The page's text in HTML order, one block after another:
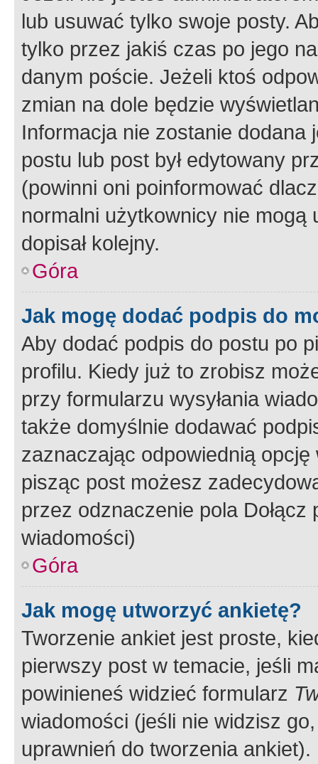
lub usuwać tylko swoje posty.
tylko przez jakiś czas po jego
danym poście. Jeżeli ktoś
zmian na dole będzie
Informacja nie zostanie dodana
postu lub post był edytowany
(powinni oni poinformować
normalni użytkownicy nie
dopisał kolejny.
Góra
Jak mogę dodać podpis do
Aby dodać podpis do postu po
profilu. Kiedy już to zrobisz
przy formularzu wysyłania
także domyślnie dodawać
zaznaczając odpowiednią
pisząc post możesz
przez odznaczenie pola
wiadomości)
Góra
Jak mogę utworzyć ankietę?
Tworzenie ankiet jest proste,
pierwszy post w temacie, jeśli
powinieneś widzieć formularz
wiadomości (jeśli nie widzisz
uprawnień do tworzenia